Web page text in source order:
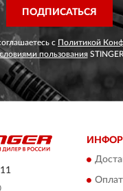
ПОДПИСАТЬСЯ
с Политикой
пользованияSTINGER